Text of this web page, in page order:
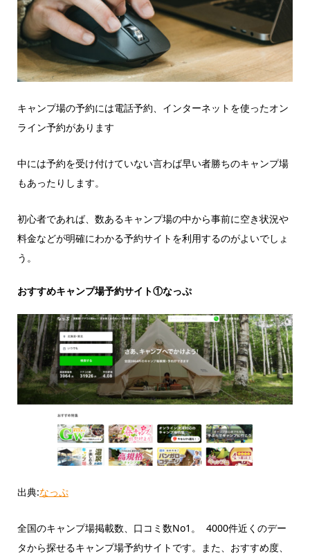
キャンプ場の予約には電話予約、インターネットを使ったオン
ライン予約があります
中には予約を受け付けていない言わば早い者勝ちのキャンプ場
もあったりします。
初心者であれば、数あるキャンプ場の中から事前に空き状況や
料金などが明確にわかる予約サイトを利用するのがよいでしょ
う。
おすすめキャンプ場予約サイト①なっぷ
出典:なっぷ
全国のキャンプ場掲載数、口コミ数No1。 4000件近くのデー
タから探せるキャンプ場予約サイトです。また、おすすめ度、